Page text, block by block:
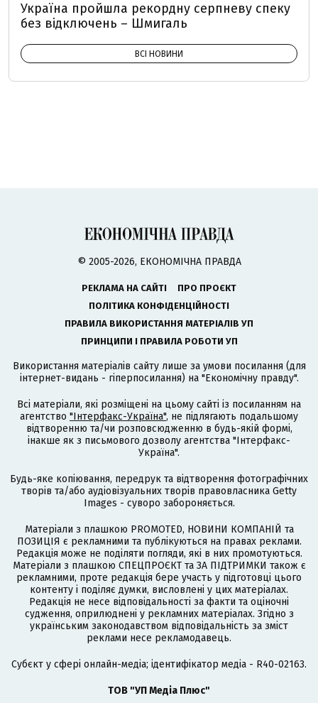
Україна пройшла рекордну серпневу спеку
без відключень – Шмигаль
ВСІ НОВИНИ
© 2005-2026, ЕКОНОМІЧНА ПРАВДА
РЕКЛАМА НА САЙТІ
ПРО ПРОЄКТ
ПОЛІТИКА КОНФІДЕНЦІЙНОСТІ
ПРАВИЛА ВИКОРИСТАННЯ МАТЕРІАЛІВ УП
ПРИНЦИПИ І ПРАВИЛА РОБОТИ УП
Використання матеріалів сайту лише за умови посилання (для
інтернет-видань - гіперпосилання) на "Економічну правду".
Всі матеріали, які розміщені на цьому сайті із посиланням на
агентство "Інтерфакс-Україна", не підлягають подальшому
відтворенню та/чи розповсюдженню в будь-якій формі,
інакше як з письмового дозволу агентства "Інтерфакс-
Україна".
Будь-яке копіювання, передрук та відтворення фотографічних
творів та/або аудіовізуальних творів правовласника Getty
Images - суворо забороняється.
Матеріали з плашкою PROMOTED, НОВИНИ КОМПАНІЙ та
ПОЗИЦІЯ є рекламними та публікуються на правах реклами.
Редакція може не поділяти погляди, які в них промотуються.
Матеріали з плашкою СПЕЦПРОЄКТ та ЗА ПІДТРИМКИ також є
рекламними, проте редакція бере участь у підготовці цього
контенту і поділяє думки, висловлені у цих матеріалах.
Редакція не несе відповідальності за факти та оціночні
судження, оприлюднені у рекламних матеріалах. Згідно з
українським законодавством відповідальність за зміст
реклами несе рекламодавець.
Cубєкт у сфері онлайн-медіа; ідентифікатор медіа - R40-02163.
ТОВ "УП Медіа Плюс"